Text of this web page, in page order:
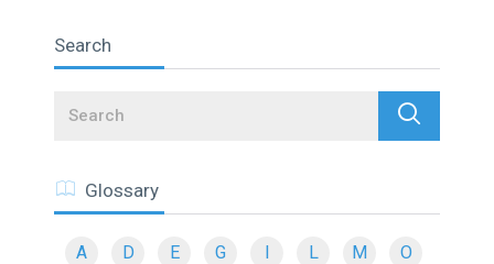
Search
Search
Glossary
A D E G I L M O